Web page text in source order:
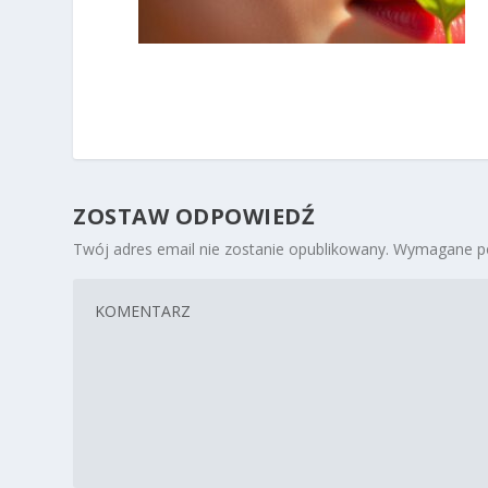
ZOSTAW ODPOWIEDŹ
Twój adres email nie zostanie opublikowany. Wymagane